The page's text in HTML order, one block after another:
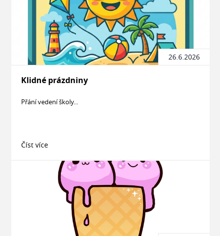
26.6.2026
Klidné prázdniny
Přání vedení školy...
Číst více